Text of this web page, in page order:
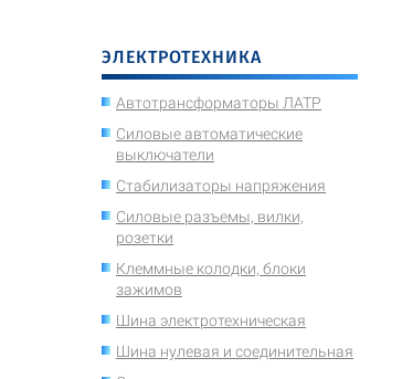
ЭЛЕКТРОТЕХНИКА
Автотрансформаторы ЛАТР
Силовые автоматические
выключатели
Стабилизаторы напряжения
Силовые разъемы, вилки,
розетки
Клеммные колодки, блоки
зажимов
Шина электротехническая
Шина нулевая и соединительная